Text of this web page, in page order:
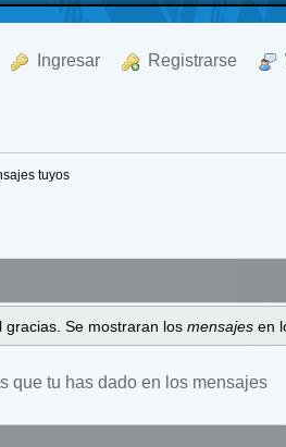
Ingresar Registrarse
tuyos
Se mostraran los mensajes en
que tu has dado en los mensajes